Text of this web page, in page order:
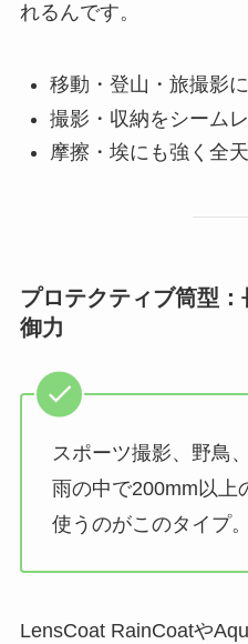
れるんです。
移動・登山・旅撮影に
撮影・収納をシーム
摩擦・埃にも強く全
プロテクティブ筒型
御力
スポーツ撮影、野鳥
雨の中で200mm以上
使うのがこのタイプ。
LensCoat RainCoatや